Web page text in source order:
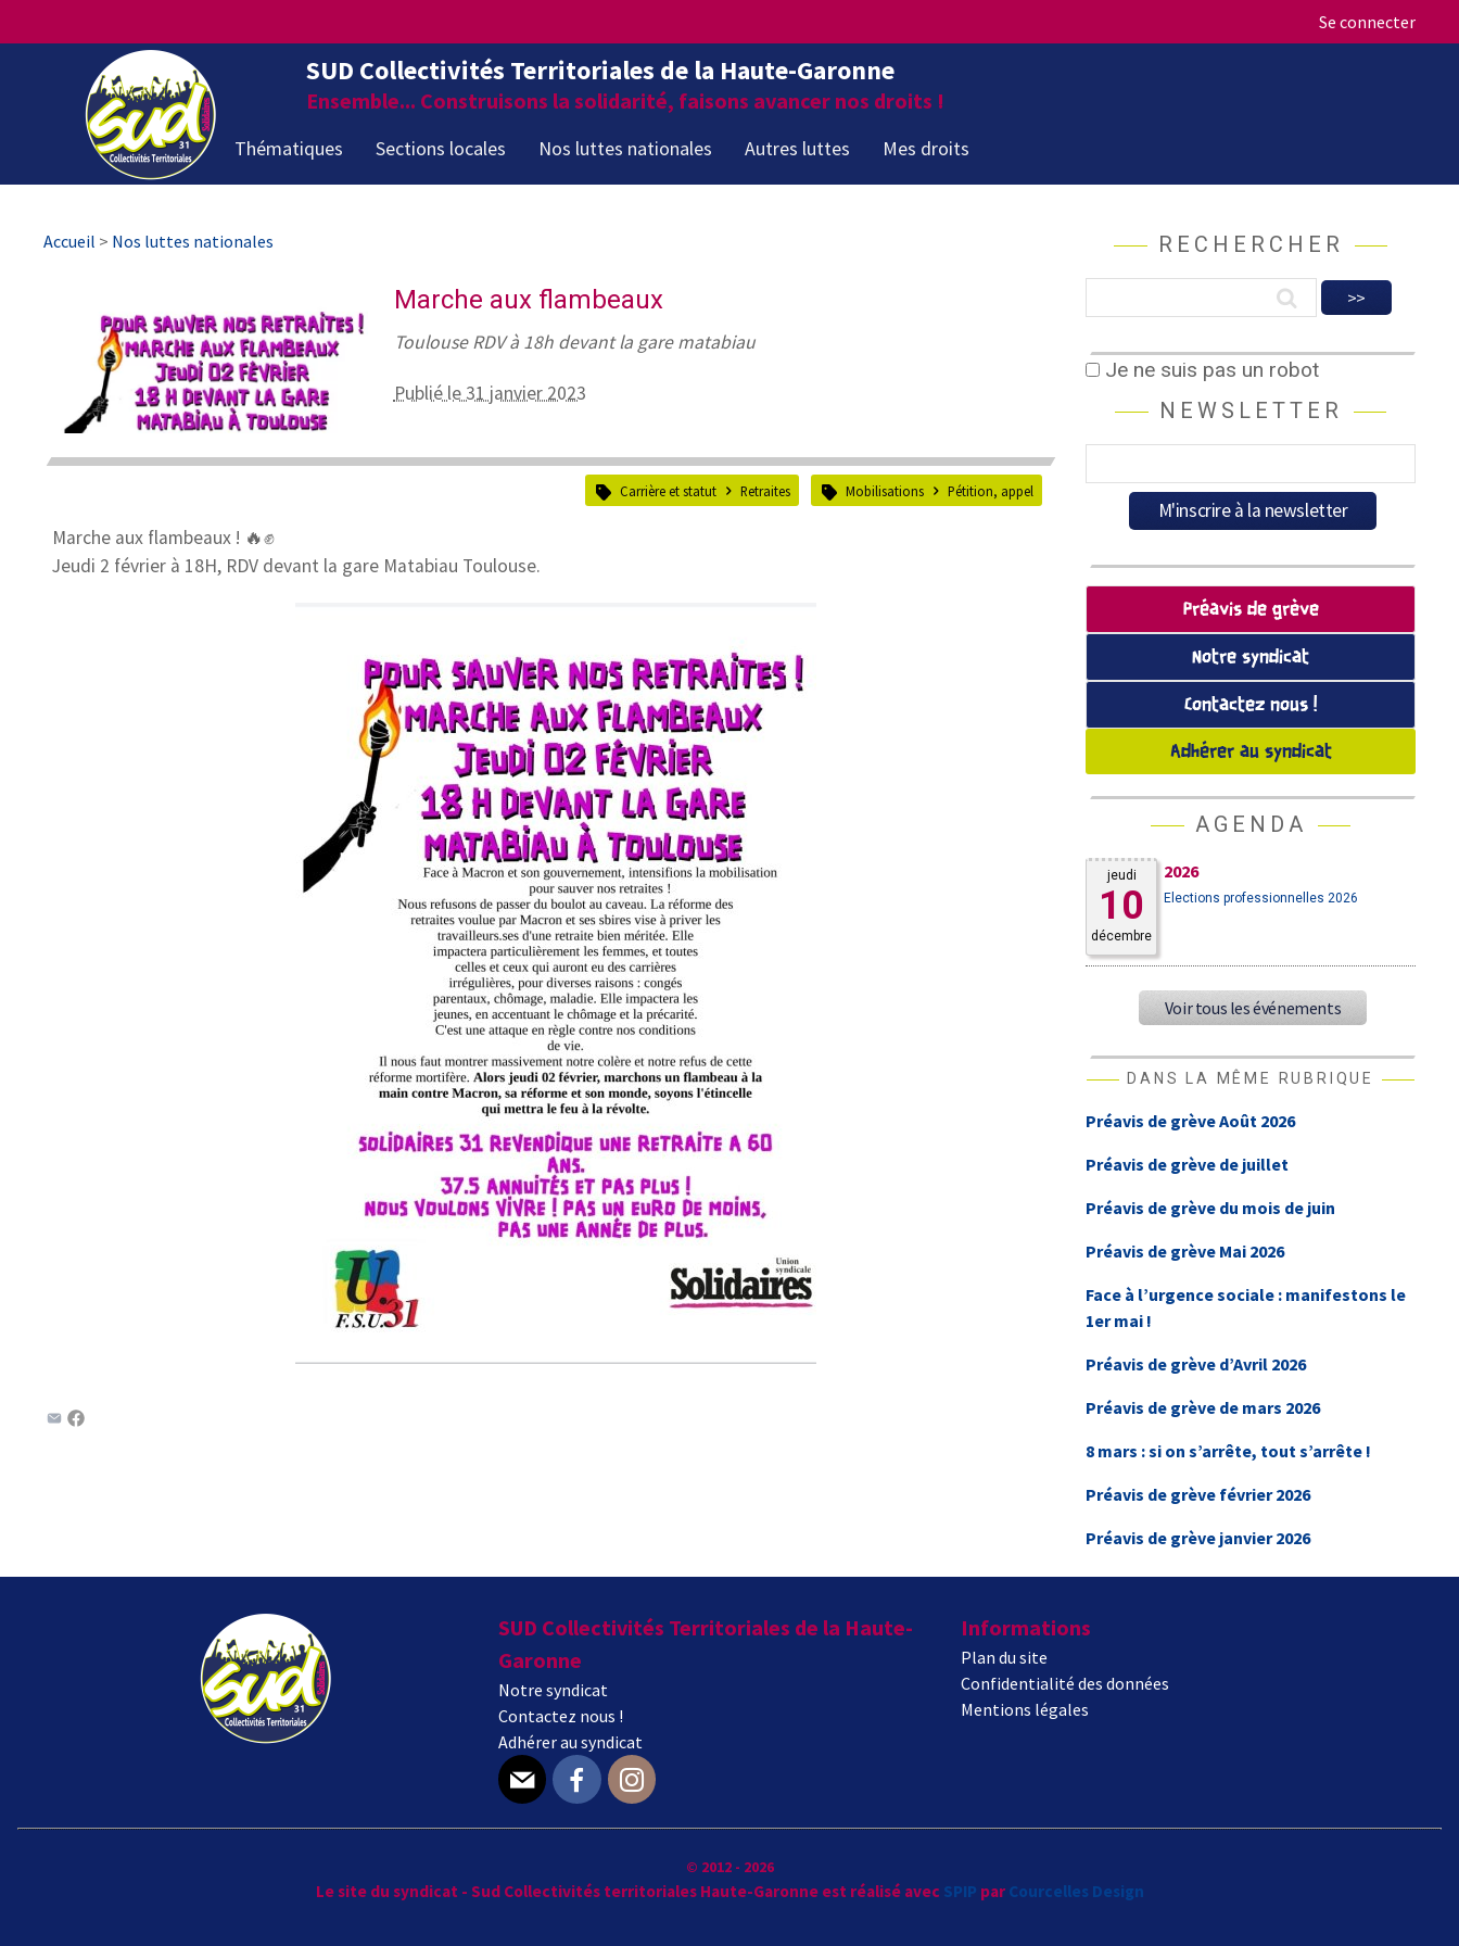
Se connecter
SUD Collectivités Territoriales de la Haute-Garonne
Ensemble... Construisons la solidarité, faisons avancer nos droits !
Thématiques Sections locales Nos luttes nationales Autres luttes Mes droits
Accueil > Nos luttes nationales
Marche aux flambeaux
Toulouse RDV à 18h devant la gare matabiau
Publié le 31 janvier 2023
Carrière et statut Retraites Mobilisations Pétition, appel
Marche aux flambeaux ! 🔥✊
Jeudi 2 février à 18H, RDV devant la gare Matabiau Toulouse.
RECHERCHER
Je ne suis pas un robot
NEWSLETTER
Préavis de grève
Notre syndicat
Contactez nous !
Adhérer au syndicat
AGENDA
jeudi
10
décembre
2026
Elections professionnelles 2026
Voir tous les événements
DANS LA MÊME RUBRIQUE
Préavis de grève Août 2026
Préavis de grève de juillet
Préavis de grève du mois de juin
Préavis de grève Mai 2026
Face à l’urgence sociale : manifestons le
1er mai !
Préavis de grève d’Avril 2026
Préavis de grève de mars 2026
8 mars : si on s’arrête, tout s’arrête !
Préavis de grève février 2026
Préavis de grève janvier 2026
SUD Collectivités Territoriales de la Haute-
Garonne
Notre syndicat
Contactez nous !
Adhérer au syndicat
Informations
Plan du site
Confidentialité des données
Mentions légales
© 2012 - 2026
Le site du syndicat - Sud Collectivités territoriales Haute-Garonne est réalisé avec SPIP par Courcelles Design